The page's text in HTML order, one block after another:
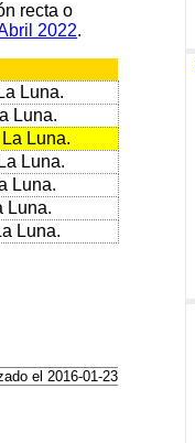
recta o
2022.
Luna.
Luna.
Luna.
Luna.
Luna.
Luna.
Luna.
el 2016-01-23